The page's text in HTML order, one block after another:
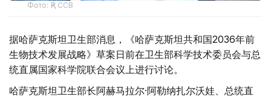
Фото: ҚР ССВ
据哈萨克斯坦卫生部消息，《哈萨克斯坦共和国2036年前
生物技术发展战略》草案日前在卫生部科学技术委员会与总
统直属国家科学院联合会议上进行讨论。
哈萨克斯坦卫生部长阿赫马拉尔·阿勒纳扎尔沃娃、总统直